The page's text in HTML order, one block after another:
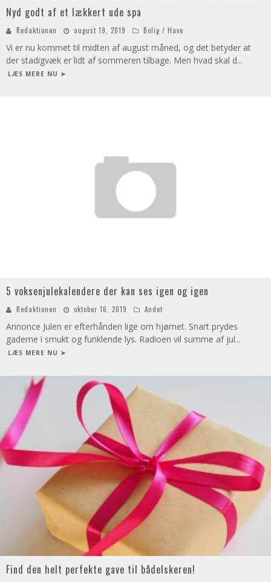
Nyd godt af et lækkert ude spa
Redaktionen august 19, 2019 Bolig / Have
Vi er nu kommet til midten af august måned, og det betyder at
der stadigvæk er lidt af sommeren tilbage. Men hvad skal d...
LÆS MERE NU ➤
5 voksenjulekalendere der kan ses igen og igen
Redaktionen oktober 16, 2019 Andet
Annonce Julen er efterhånden lige om hjørnet. Snart prydes
gaderne i smukt og funklende lys. Radioen vil summe af jul...
LÆS MERE NU ➤
Find den helt perfekte gave til bådelskeren!